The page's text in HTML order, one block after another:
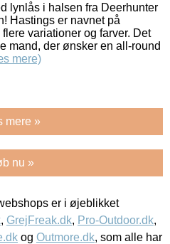
lynlås i halsen fra Deerhunter
Hastings er navnet på
variationer og farver. Det
mand, der ønsker en all-round
mere)
mere »
nu »
er i øjeblikket
, GrejFreak.dk, Pro-Outdoor.dk,
og Outmore.dk, som alle har